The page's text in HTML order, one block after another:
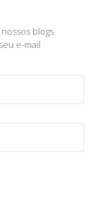
blogs
e-mail